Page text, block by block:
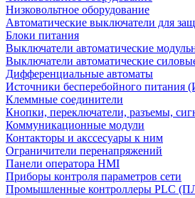
Низковольтное оборудование
Автоматические выключатели для
Блоки питания
Выключатели автоматические
Выключатели автоматические
Дифференциальные автоматы
Источники бесперебойного питания
Клеммные соединители
Кнопки, переключатели, разъемы,
Коммуникационные модули
Контакторы и акссесуары к ним
Ограничители перенапряжений
Панели оператора HMI
Приборы контроля параметров сети
Промышленные контроллеры PLC